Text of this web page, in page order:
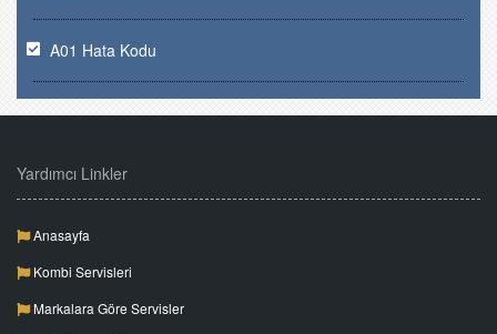
A01 Hata Kodu
Yardımcı Linkler
Anasayfa
Kombi Servisleri
Markalara Göre Servisler